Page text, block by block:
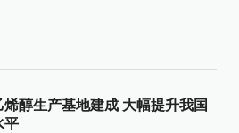
醇生产基地建成 大幅提升我国
平